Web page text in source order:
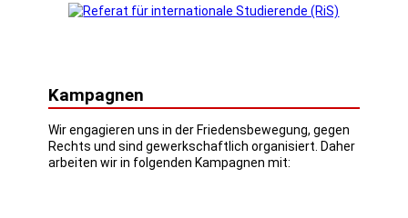
Kampagnen
Wir engagieren uns in der Friedensbewegung, gegen
Rechts und sind gewerkschaftlich organisiert. Daher
arbeiten wir in folgenden Kampagnen mit: